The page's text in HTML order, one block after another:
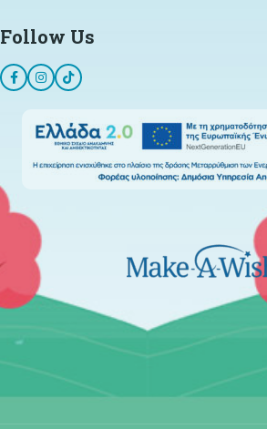
Follow Us